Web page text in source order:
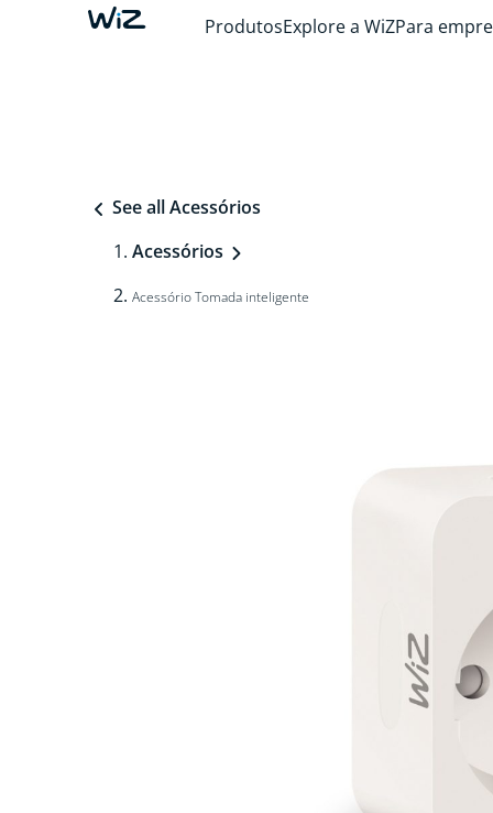
ProdutosExplore a WiZPara
See all Acessórios
Acessórios
Acessório Tomada inteligente